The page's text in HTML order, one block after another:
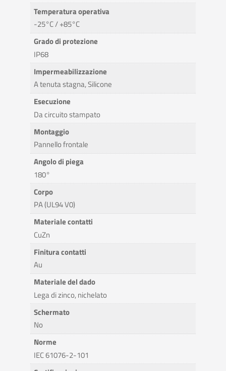
Temperatura operativa
-25°C / +85°C
Grado di protezione
IP68
Impermeabilizzazione
A tenuta stagna, Silicone
Esecuzione
Da circuito stampato
Montaggio
Pannello frontale
Angolo di piega
180°
Corpo
PA (UL94 V0)
Materiale contatti
CuZn
Finitura contatti
Au
Materiale del dado
Lega di zinco, nichelato
Schermato
No
Norme
IEC 61076-2-101